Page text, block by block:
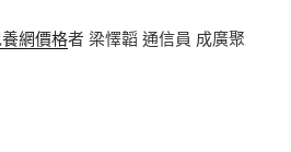
網價格者 梁懌韜 通信員 成廣聚